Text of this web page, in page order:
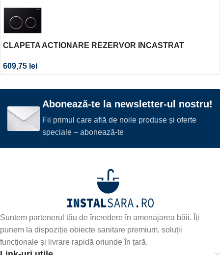
CLAPETA ACTIONARE REZERVOR INCASTRAT
609,75 lei
Abonează-te la newsletter-ul nostru!
Fii primul care află de noile produse și oferte
speciale – abonează-te
Suntem partenerul tău de încredere în amenajarea băii. Îți
punem la dispoziție obiecte sanitare premium, soluții
funcționale și livrare rapidă oriunde în țară.